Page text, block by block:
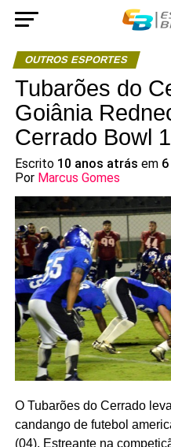
OUTROS ESPORTES
Tubarões do
Goiânia
Cerrado Bowl 1
Escrito 10 anos atrás em
Por Marcus Gomes
O Tubarões do Cerrado
candango de futebol
(04). Estreante na